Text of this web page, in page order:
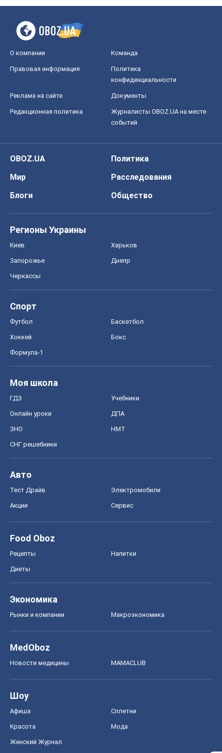
О компании Команда
Правовая информация
Политика
конфиденциальности
Реклама на сайте Документы
Редакционная политика
Журналисты OBOZ.UA на месте
событий
OBOZ.UA
Политика
Мир
Расследования
Блоги
Общество
Регионы Украины
Киев Харьков
Запорожье Днепр
Черкассы
Спорт
Футбол Баскетбол
Хоккей Бокс
Формула-1
Моя школа
ГДЗ Учебники
Онлайн уроки ДПА
ЗНО НМТ
СНГ решебники
Авто
Тест Драйв Электромобили
Акции Сервис
Food Oboz
Рецепты Напитки
Диеты
Экономика
Рынки и компании Mакроэкономика
MedOboz
Новости медицины MAMACLUB
Шоу
Афиша Сплетни
Красота Мода
Женский Журнал